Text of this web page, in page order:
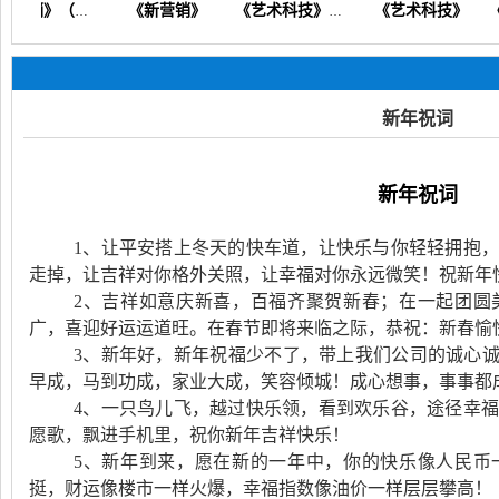
《新营销》（产业发展企业管理人力资源财务会计科教创新） 《新营销》 《艺术科技》（文化产业人文科技美学技术创新管理文艺教研） 《艺术科技》
新年祝词
新年祝词
1、让平安搭上冬天的快车道，让快乐与你轻轻拥抱
走掉，让吉祥对你格外关照，让幸福对你永远微笑！祝新年
2、吉祥如意庆新喜，百福齐聚贺新春；在一起团
广，喜迎好运运道旺。在春节即将来临之际，恭祝：新春愉
3、新年好，新年祝福少不了，带上我们公司的诚心
早成，马到功成，家业大成，笑容倾城！成心想事，事事都
4、一只鸟儿飞，越过快乐领，看到欢乐谷，途径幸
愿歌，飘进手机里，祝你新年吉祥快乐！
5、新年到来，愿在新的一年中，你的快乐像人民
挺，财运像楼市一样火爆，幸福指数像油价一样层层攀高！